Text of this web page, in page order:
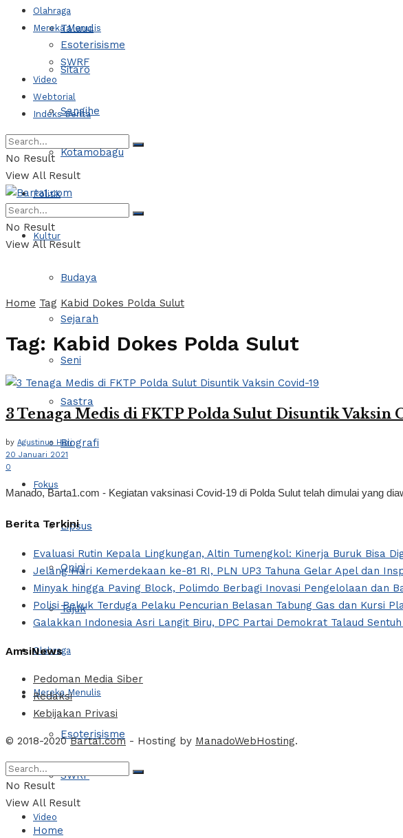
Talaud
Sitaro
Sangihe
Kotamobagu
Politik
Kultur
Budaya
Sejarah
Seni
Sastra
Biografi
Fokus
Lipsus
Opini
Tajuk
Olahraga
Mereka Menulis
Esoterisisme
SWRF
Video
Olahraga
Mereka Menulis
Esoterisisme
SWRF
Video
Webtorial
Indeks Berita
No Result
View All Result
No Result
View All Result
Home Tag Kabid Dokes Polda Sulut
Tag: Kabid Dokes Polda Sulut
3 Tenaga Medis di FKTP Polda Sulut Disuntik Vaksin
by Agustinus Hari
20 Januari 2021
0
Manado, Barta1.com - Kegiatan vaksinasi Covid-19 di Polda Sulut telah dimulai yang
Berita Terkini
Evaluasi Rutin Kepala Lingkungan, Altin Tumengkol: Kinerja Buruk Bisa
Jelang Hari Kemerdekaan ke-81 RI, PLN UP3 Tahuna Gelar Apel dan
Minyak hingga Paving Block, Polimdo Berbagi Inovasi Pengelolaan dan
Polisi Bekuk Terduga Pelaku Pencurian Belasan Tabung Gas dan Kursi
Galakkan Indonesia Asri Langit Biru, DPC Partai Demokrat Talaud
AmsiNews
Pedoman Media Siber
Redaksi
Kebijakan Privasi
© 2018-2020Barta1.com - Hosting by ManadoWebHosting.
No Result
View All Result
Home